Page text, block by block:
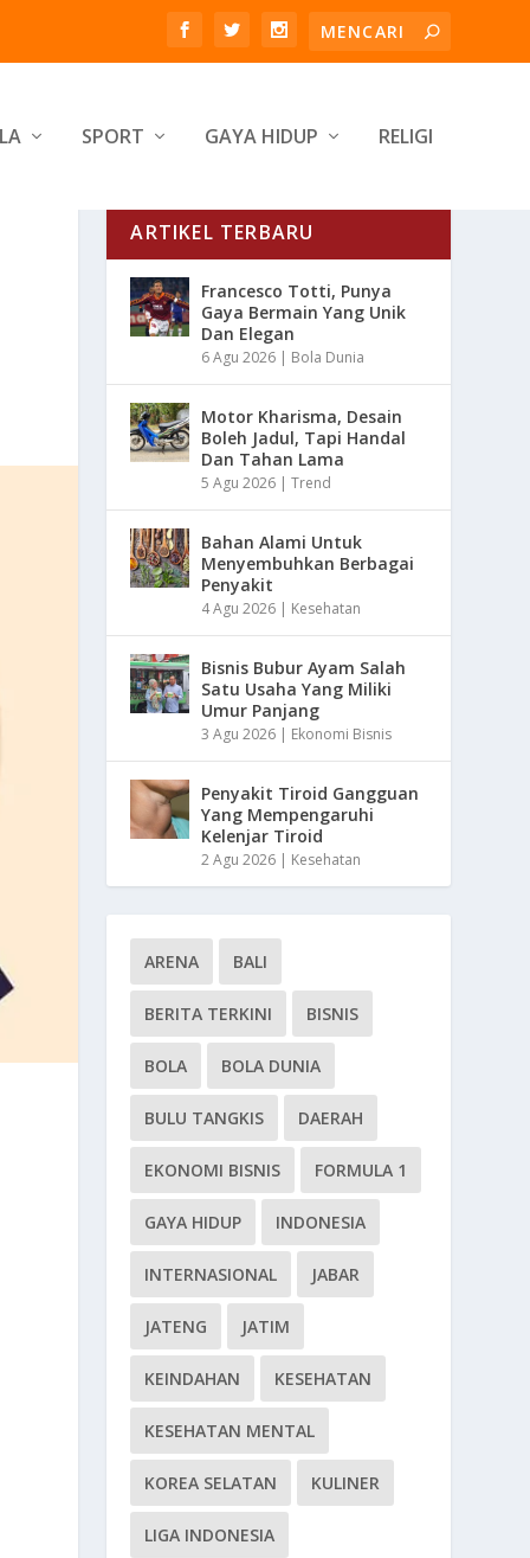
SPORT GAYA HIDUP RELIGI
ARTIKEL TERBARU
Francesco Totti, Punya
Gaya Bermain Yang Unik
Dan Elegan
6 Agu 2026 | Bola Dunia
Motor Kharisma, Desain
Boleh Jadul, Tapi Handal
Dan Tahan Lama
5 Agu 2026 |Trend
Bahan Alami Untuk
Menyembuhkan Berbagai
Penyakit
4 Agu 2026 | Kesehatan
Bisnis Bubur Ayam Salah
Satu Usaha Yang Miliki
Umur Panjang
3 Agu 2026 | Ekonomi Bisnis
Penyakit Tiroid Gangguan
Yang Mempengaruhi
Kelenjar Tiroid
2 Agu 2026 | Kesehatan
ARENA BALI
BERITA TERKINI BISNIS
BOLA BOLA DUNIA
BULU TANGKIS DAERAH
EKONOMI BISNIS FORMULA 1
GAYA HIDUP INDONESIA
INTERNASIONAL JABAR
JATENG JATIM
KEINDAHAN KESEHATAN
KESEHATAN MENTAL
KOREA SELATAN KULINER
LIGA INDONESIA